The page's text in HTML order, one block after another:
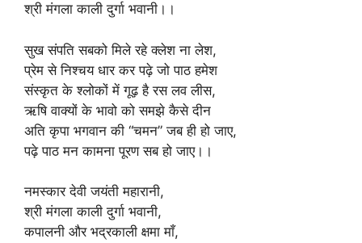
श्री मंगला काली दुर्गा भवानी।।
सुख संपति सबको मिले रहे क्लेश ना लेश,
प्रेम से निश्चय धार कर पढ़े जो पाठ हमेश
संस्कृत के श्लोकों में गूढ़ है रस लव लीस,
ऋषि वाक्यों के भावो को समझे कैसे दीन
अति कृपा भगवान की “चमन” जब ही हो जाए,
पढ़े पाठ मन कामना पूरण सब हो जाए।।
नमस्कार देवी जयंती महारानी,
श्री मंगला काली दुर्गा भवानी,
कपालनी और भद्रकाली क्षमा माँ,